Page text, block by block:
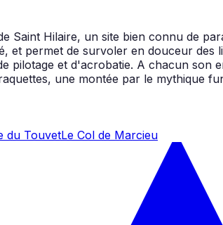
Saint Hilaire, un site bien connu de
et permet de survoler en douceur
pilotage et d'acrobatie. A chacun
une montée par le mythique
du TouvetLe Col de Marcieu